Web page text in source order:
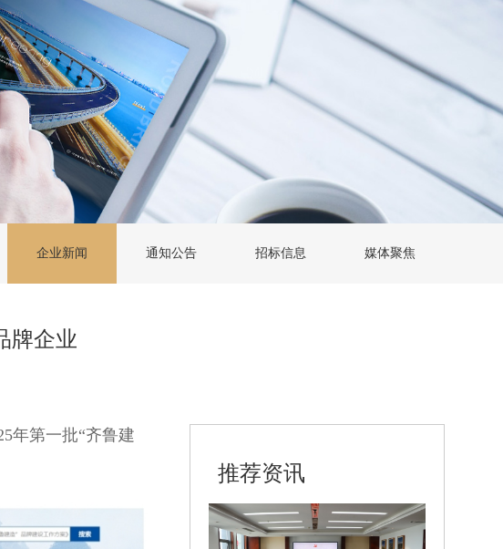
企业新闻 通知公告 招标信息 媒体聚焦
牌企业
第一批“齐鲁建
推荐资讯